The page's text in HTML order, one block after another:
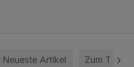
Neueste Artikel Zum Thema